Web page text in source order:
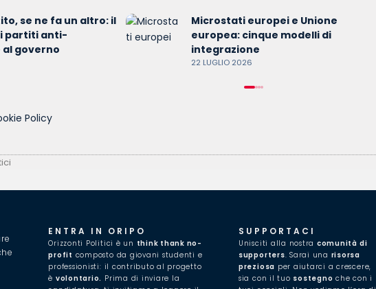
se ne fa un altro: il
partiti anti-
governo
Microstati europei e Unione
europea: cinque modelli di
integrazione
22 LUGLIO 2026
Policy
ENTRA IN ORIPO
Orizzonti Politici è un think thank no-
profit composto da giovani studenti e
professionisti: il contributo al progetto
è volontario. Prima di inviare la
SUPPORTACI
Unisciti alla nostra comunità di
supporters. Sarai una risorsa
preziosa per aiutarci a crescere,
sia con il tuo sostegno che con i